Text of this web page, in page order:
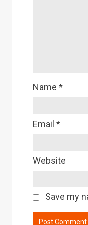
Name *
Email *
Website
Save my